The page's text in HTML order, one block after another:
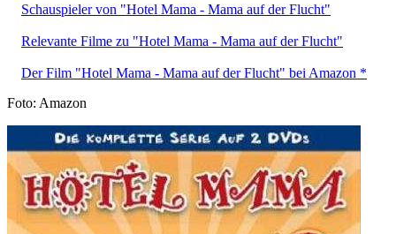
Schauspieler von "Hotel Mama - Mama auf der Flucht"
Relevante Filme zu "Hotel Mama - Mama auf der Flucht"
Der Film "Hotel Mama - Mama auf der Flucht" bei Amazon *
Foto: Amazon